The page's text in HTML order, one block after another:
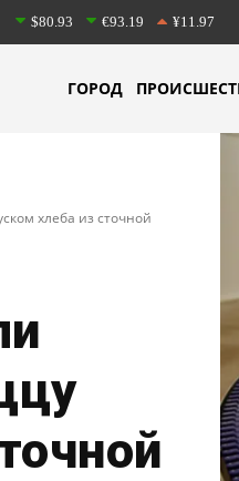
$80.93 €93.19 ¥11.97
ГОРОД
хлеба из сточной